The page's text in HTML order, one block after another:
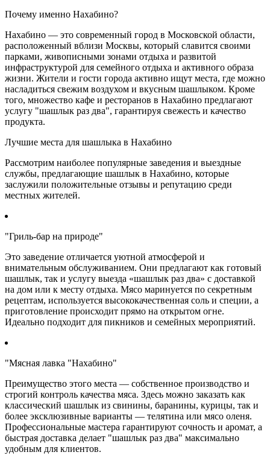
Почему именно Нахабино?
Нахабино — это современный город в Московской области,
расположенный вблизи Москвы, который славится своими
парками, живописными зонами отдыха и развитой
инфраструктурой для семейного отдыха и активного образа
жизни. Жители и гости города активно ищут места, где можно
насладиться свежим воздухом и вкусным шашлыком. Кроме
того, множество кафе и ресторанов в Нахабино предлагают
услугу "шашлык раз два", гарантируя свежесть и качество
продукта.
Лучшие места для шашлыка в Нахабино
Рассмотрим наиболее популярные заведения и выездные
службы, предлагающие шашлык в Нахабино, которые
заслужили положительные отзывы и репутацию среди
местных жителей.
"Гриль-бар на природе"
Это заведение отличается уютной атмосферой и
внимательным обслуживанием. Они предлагают как готовый
шашлык, так и услугу выезда «шашлык раз два» с доставкой
на дом или к месту отдыха. Мясо маринуется по секретным
рецептам, используется высококачественная соль и специи, а
приготовление происходит прямо на открытом огне.
Идеально подходит для пикников и семейных мероприятий.
"Мясная лавка "Нахабино"
Преимущество этого места — собственное производство и
строгий контроль качества мяса. Здесь можно заказать как
классический шашлык из свинины, баранины, курицы, так и
более эксклюзивные варианты — телятина или мясо оленя.
Профессиональные мастера гарантируют сочность и аромат, а
быстрая доставка делает "шашлык раз два" максимально
удобным для клиентов.